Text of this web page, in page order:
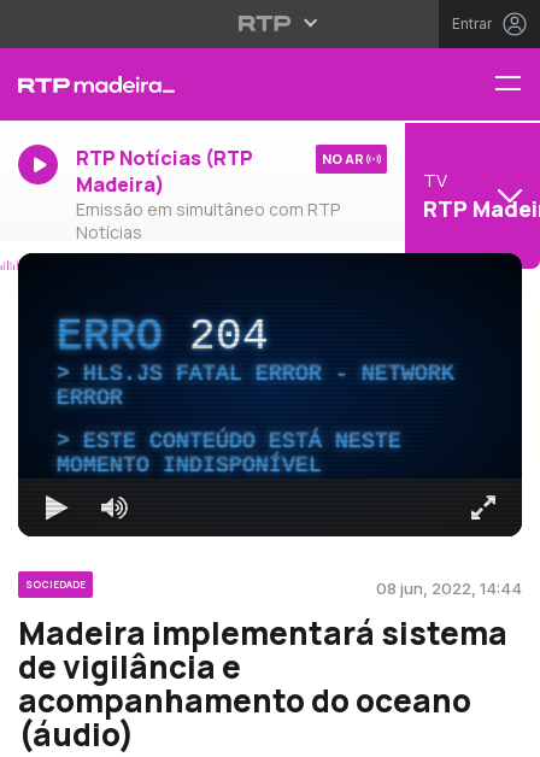
Entrar
RTP Notícias (RTP
Madeira)
Emissão em simultâneo com RTP
Notícias
NO AR
TV
RTP
ERRO204
HLS.JS FATAL ERROR - NETWORK
ERROR
ESTE CONTEÚDO ESTÁ NESTE
MOMENTO INDISPONÍVEL
SOCIEDADE 08 jun, 2022, 14:44
Madeira implementará sistema
de vigilância e
acompanhamento do oceano
(áudio)